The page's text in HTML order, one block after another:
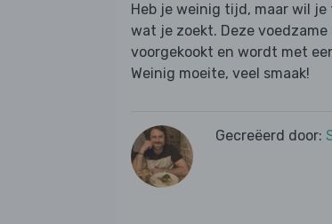
Heb je weinig tijd, maar wil
wat je zoekt. Deze
voorgekookt en wordt met
Weinig moeite, veel smaak!
Gecreëerd door: